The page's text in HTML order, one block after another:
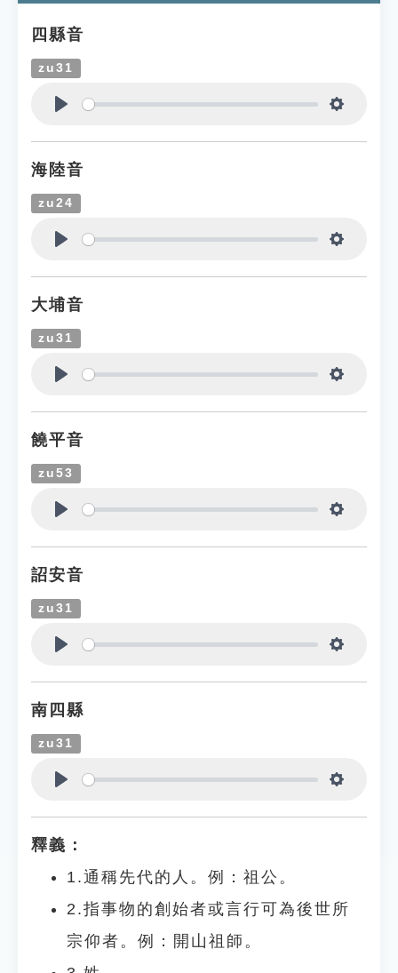
四縣音
zu31
海陸音
zu24
大埔音
zu31
饒平音
zu53
詔安音
zu31
南四縣
zu31
釋義：
1.通稱先代的人。例：祖公。
2.指事物的創始者或言行可為後世所
宗仰者。例：開山祖師。